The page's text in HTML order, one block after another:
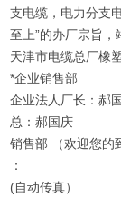
支电缆，电力分支
至上”的办厂宗旨
天津市电缆总厂橡
*企业销售部
企业法人厂长：郝
总：郝国庆
销售部 （欢迎您的
：
(自动传真）